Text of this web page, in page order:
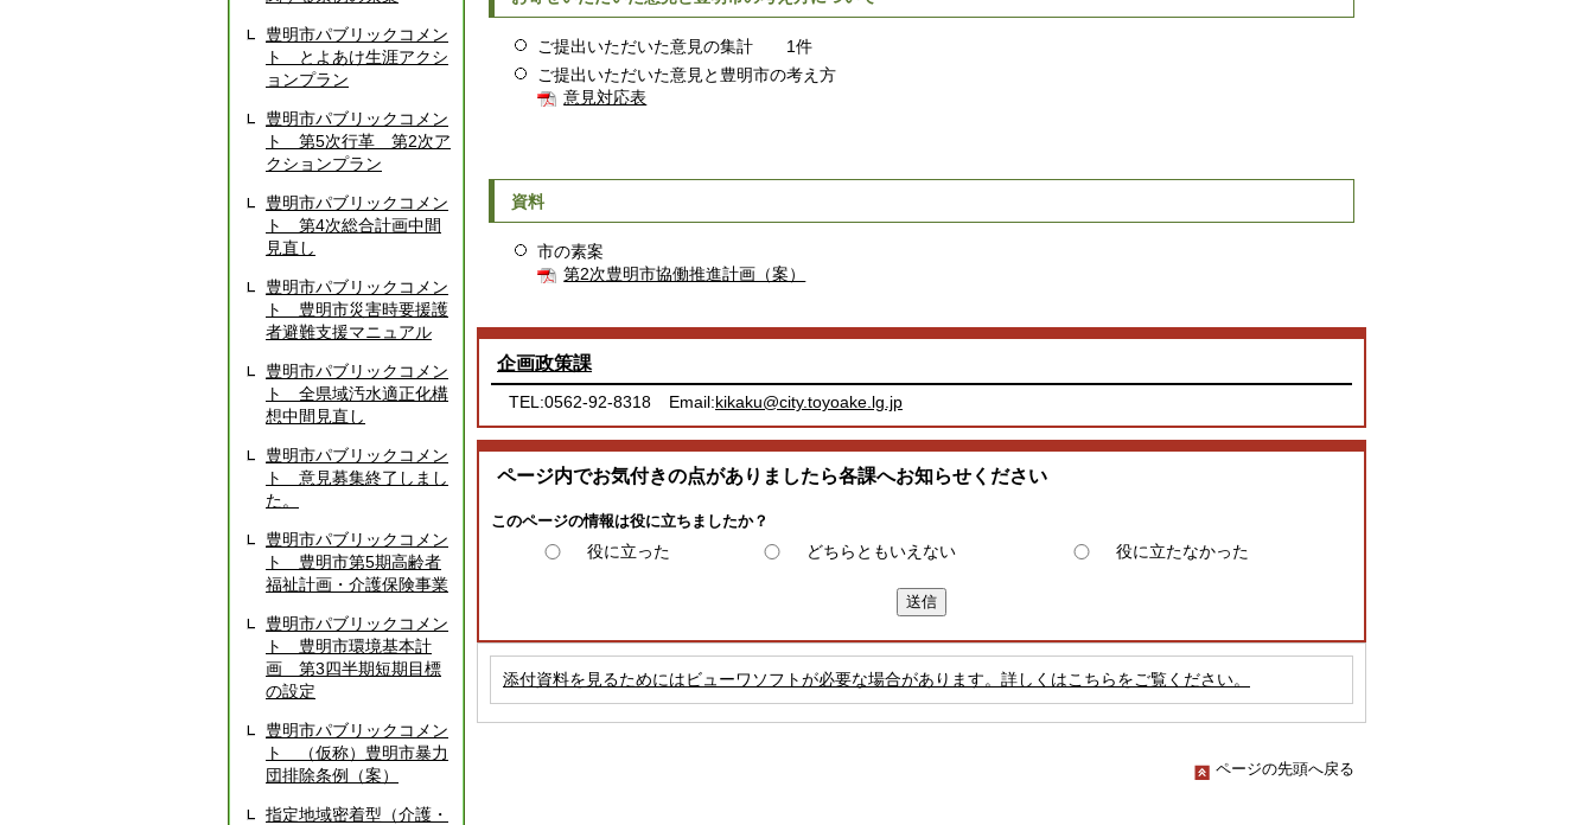
豊明市パブリックコメン
ト とよあけ生涯アクシ
ョンプラン
豊明市パブリックコメン
ト 第5次行革 第2次ア
クションプラン
豊明市パブリックコメン
ト 第4次総合計画中間
見直し
豊明市パブリックコメン
ト 豊明市災害時要援護
者避難支援マニュアル
豊明市パブリックコメン
ト 全県域汚水適正化構
想中間見直し
豊明市パブリックコメン
ト 意見募集終了しまし
た。
豊明市パブリックコメン
ト 豊明市第5期高齢者
福祉計画・介護保険事業
豊明市パブリックコメン
ト 豊明市環境基本計
画 第3四半期短期目標
の設定
豊明市パブリックコメン
ト （仮称）豊明市暴力
団排除条例（案）
指定地域密着型（介護・
ご提出いただいた意見の集計 1件
ご提出いただいた意見と豊明市の考え方
意見対応表
資料
市の素案
第2次豊明市協働推進計画（案）
企画政策課
TEL:0562-92-8318 Email:kikaku@city.toyoake.lg.jp
ページ内でお気付きの点がありましたら各課へお知らせください
このページの情報は役に立ちましたか？
役に立った どちらともいえない 役に立たなかった
添付資料を見るためにはビューワソフトが必要な場合があります。詳しくはこちらをご覧ください。
ページの先頭へ戻る